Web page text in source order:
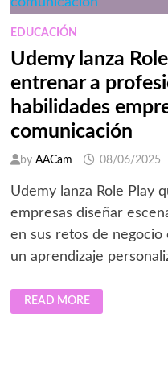
EDUCACIÓN
Udemy lanza
entrenar a
habilidades
comunicación
by AACam 08/06/2025
Udemy lanza Role Play
empresas diseñar
en sus retos de
un aprendizaje
UDEMY
LANZA
ROLE
READ MORE